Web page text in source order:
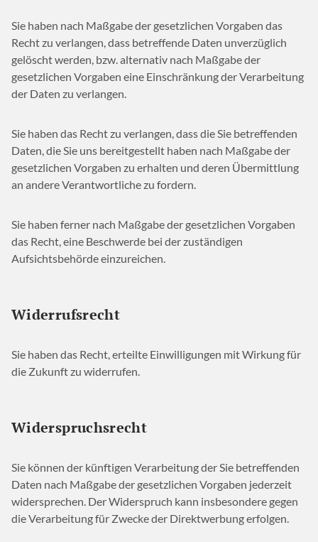
Sie haben nach Maßgabe der gesetzlichen Vorgaben das
Recht zu verlangen, dass betreffende Daten unverzüglich
gelöscht werden, bzw. alternativ nach Maßgabe der
gesetzlichen Vorgaben eine Einschränkung der Verarbeitung
der Daten zu verlangen.
Sie haben das Recht zu verlangen, dass die Sie betreffenden
Daten, die Sie uns bereitgestellt haben nach Maßgabe der
gesetzlichen Vorgaben zu erhalten und deren Übermittlung
an andere Verantwortliche zu fordern.
Sie haben ferner nach Maßgabe der gesetzlichen Vorgaben
das Recht, eine Beschwerde bei der zuständigen
Aufsichtsbehörde einzureichen.
Widerrufsrecht
Sie haben das Recht, erteilte Einwilligungen mit Wirkung für
die Zukunft zu widerrufen.
Widerspruchsrecht
Sie können der künftigen Verarbeitung der Sie betreffenden
Daten nach Maßgabe der gesetzlichen Vorgaben jederzeit
widersprechen. Der Widerspruch kann insbesondere gegen
die Verarbeitung für Zwecke der Direktwerbung erfolgen.